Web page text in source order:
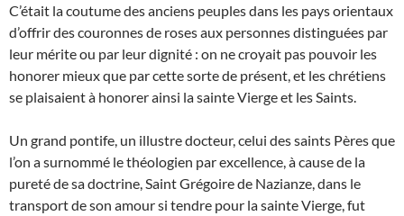
C’était la coutume des anciens peuples dans les pays orientaux
d’offrir des couronnes de roses aux personnes distinguées par
leur mérite ou par leur dignité : on ne croyait pas pouvoir les
honorer mieux que par cette sorte de présent, et les chrétiens
se plaisaient à honorer ainsi la sainte Vierge et les Saints.
Un grand pontife, un illustre docteur, celui des saints Pères que
l’on a surnommé le théologien par excellence, à cause de la
pureté de sa doctrine, Saint Grégoire de Nazianze, dans le
transport de son amour si tendre pour la sainte Vierge, fut